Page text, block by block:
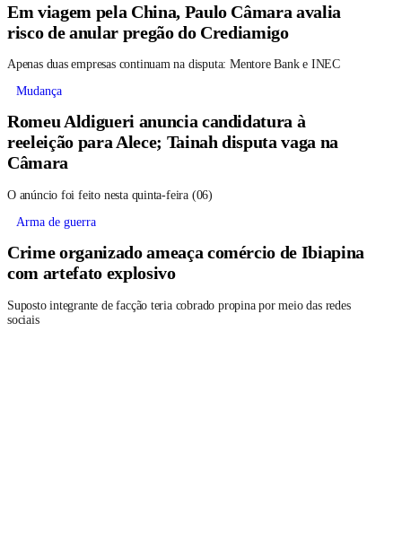
Em viagem pela China, Paulo Câmara avalia
risco de anular pregão do Crediamigo
Apenas duas empresas continuam na disputa: Mentore Bank e INEC
Mudança
Romeu Aldigueri anuncia candidatura à
reeleição para Alece; Tainah disputa vaga na
Câmara
O anúncio foi feito nesta quinta-feira (06)
Arma de guerra
Crime organizado ameaça comércio de Ibiapina
com artefato explosivo
Suposto integrante de facção teria cobrado propina por meio das redes
sociais